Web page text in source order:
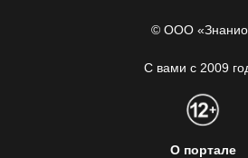
© ООО
С вами с 2009
О портале